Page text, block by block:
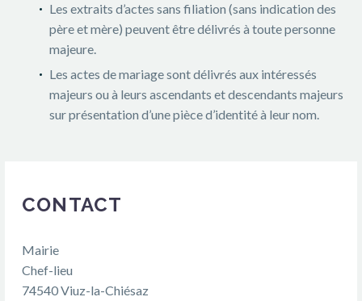
Les extraits d’actes sans filiation (sans indication des
père et mère) peuvent être délivrés à toute personne
majeure.
Les actes de mariage sont délivrés aux intéressés
majeurs ou à leurs ascendants et descendants majeurs
sur présentation d’une pièce d’identité à leur nom.
CONTACT
Mairie
Chef-lieu
74540 Viuz-la-Chiésaz